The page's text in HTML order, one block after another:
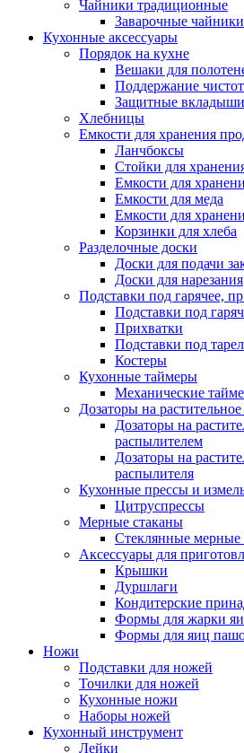
Чайники традиционные
Заварочные чайники
Кухонные аксессуары
Порядок на кухне
Вешаки для
Поддержание
Защитные
Хлебницы
Емкости для хранения
Ланчбоксы
Стойки для
Емкости для
Емкости для меда
Емкости для
Корзинки для хлеба
Разделочные доски
Доски для подачи
Доски для нарезания
Подставки под гарячее,
Подставки под
Прихватки
Подставки под
Костеры
Кухонные таймеры
Механические
Дозаторы на
Дозаторы на
распылителем
Дозаторы на
распылителя
Кухонные прессы и
Цитруспрессы
Мерные стаканы
Стеклянные мерные
Аксессуары для
Крышки
Дуршлаги
Кондитерские
Формы для жарки
Формы для яиц
Ножи
Подставки для ножей
Точилки для ножей
Кухонные ножи
Наборы ножей
Кухонный инструмент
Лейки